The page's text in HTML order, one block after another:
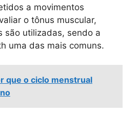
a movimentos
o tônus muscular,
são utilizadas, sendo a
uma das mais comuns.
que o ciclo menstrual